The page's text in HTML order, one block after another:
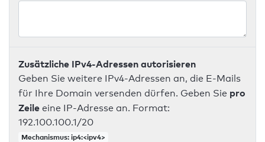
Zusätzliche IPv4-Adressen autorisieren
Geben Sie weitere IPv4-Adressen an, die E-Mails
für Ihre Domain versenden dürfen. Geben Sie pro
Zeile eine IP-Adresse an. Format:
192.100.100.1/20
Mechanismus: ip4:<ipv4>